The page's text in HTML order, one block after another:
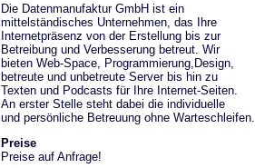
Die Datenmanufaktur GmbH ist ein
mittelständisches Unternehmen, das Ihre
Internetpräsenz von der Erstellung bis zur
Betreibung und Verbesserung betreut. Wir
bieten Web-Space, Programmierung,Design,
betreute und unbetreute Server bis hin zu
Texten und Podcasts für Ihre Internet-Seiten.
An erster Stelle steht dabei die individuelle
und persönliche Betreuung ohne Warteschleifen.
Preise
Preise auf Anfrage!